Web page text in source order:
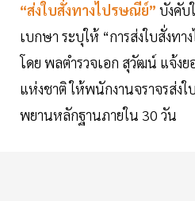
“ส่งใบสั่งทางไปรษณีย์” บังคับ
เบกษา ระบุให้ “การส่งใบสั่งท
โดย พลตำรวจเอก สุวัฒน์ แจ้ง
แห่งชาติ ให้พนักงานจราจรส่ง
พยานหลักฐานภายใน 30 วัน